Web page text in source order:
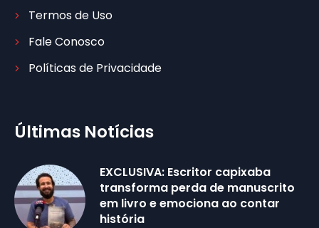
Termos de Uso
Fale Conosco
Políticas de Privacidade
Últimas Notícias
EXCLUSIVA: Escritor capixaba
transforma perda de manuscrito
em livro e emociona ao contar
história